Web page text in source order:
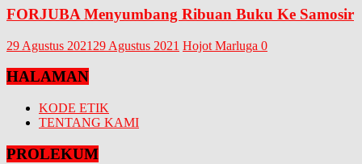
FORJUBA Menyumbang Ribuan Buku Ke Samosir
29 Agustus 2021 29 Agustus 2021 Hojot Marluga 0
HALAMAN
KODE ETIK
TENTANG KAMI
PROLEKUM